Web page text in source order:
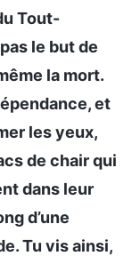
Tout-
le but de
la mort.
et
les yeux,
de chair qui
dans leur
d’une
Tu vis ainsi,